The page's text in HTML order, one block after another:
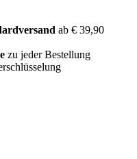
ab € 39,90
zu jeder Bestellung